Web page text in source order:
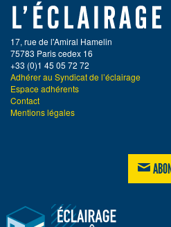
17, rue de l'Amiral Hamelin
75783 Paris cedex 16
+33 (0)1 45 05 72 72
Adhérer au Syndicat de l’éclairage
Espace adhérents
Contact
Mentions légales